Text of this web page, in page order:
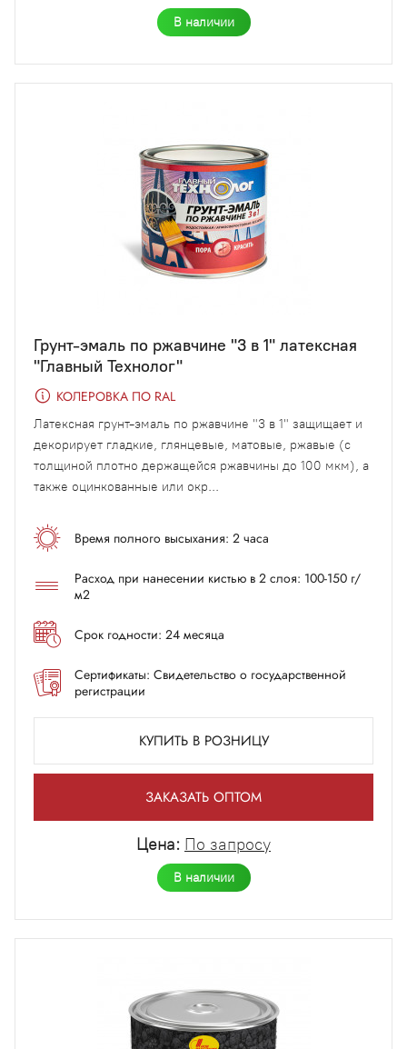
В наличии
Грунт-эмаль по ржавчине "3 в 1" латексная
"Главный Технолог"
КОЛЕРОВКА ПО RAL
Латексная грунт-эмаль по ржавчине "3 в 1" защищает и
декорирует гладкие, глянцевые, матовые, ржавые (с
толщиной плотно держащейся ржавчины до 100 мкм), а
также оцинкованные или окр...
Время полного высыхания: 2 часа
Расход при нанесении кистью в 2 слоя: 100-150 г/
м2
Срок годности: 24 месяца
Сертификаты: Свидетельство о государственной
регистрации
КУПИТЬ В РОЗНИЦУ
ЗАКАЗАТЬ ОПТОМ
Цена: По запросу
В наличии